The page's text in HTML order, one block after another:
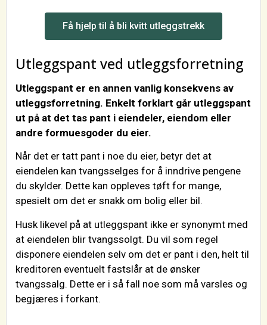
Få hjelp til å bli kvitt utleggstrekk
Utleggspant ved utleggsforretning
Utleggspant er en annen vanlig konsekvens av
utleggsforretning. Enkelt forklart går utleggspant
ut på at det tas pant i eiendeler, eiendom eller
andre formuesgoder du eier.
Når det er tatt pant i noe du eier, betyr det at
eiendelen kan tvangsselges for å inndrive pengene
du skylder. Dette kan oppleves tøft for mange,
spesielt om det er snakk om bolig eller bil.
Husk likevel på at utleggspant ikke er synonymt med
at eiendelen blir tvangssolgt. Du vil som regel
disponere eiendelen selv om det er pant i den, helt til
kreditoren eventuelt fastslår at de ønsker
tvangssalg. Dette er i så fall noe som må varsles og
begjæres i forkant.